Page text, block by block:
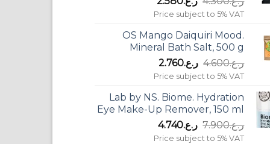
الأصلي
ر.ع.4.300.
الحالي
ر.ع.2.580.
Price subject to 5% VAT
OS Mango Daiquiri Mood.
Mineral Bath Salt, 500 g
ر.ع.4.600 السعر
الأصلي
ر.ع.4.600.
ر.ع.2.760السعر
الحالي
ر.ع.2.760.
Price subject to 5% VAT
Lab by NS. Biome. Hydration
Eye Make-Up Remover, 150 ml
ر.ع.7.900 السعر
الأصلي
ر.ع.4.740السعر
الحاليPrice subject to 5% VAT